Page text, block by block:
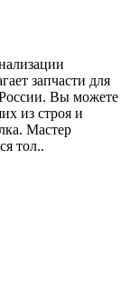
запчасти для
Вы можете
из строя и
Мастер
тол..